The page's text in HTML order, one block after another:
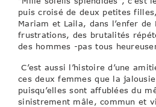
puis croisé de deux petites
Mariam et Laila, dans l’enfer de
frustrations, des brutalités
des hommes -pas tous
C’est aussi l’histoire d’une
ces deux femmes que la
puisqu’elles sont affublées du
sinistrement mâle, commun et